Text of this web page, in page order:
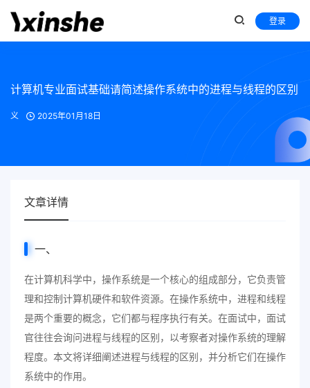
登录
计算机专业面试基础请简述操作系统中的进程与线程的区别
义 2025年01月18日
文章详情
一、
在计算机科学中，操作系统是一个核心的组成部分，它负责管
理和控制计算机硬件和软件资源。在操作系统中，进程和线程
是两个重要的概念，它们都与程序执行有关。在面试中，面试
官往往会询问进程与线程的区别，以考察者对操作系统的理解
程度。本文将详细阐述进程与线程的区别，并分析它们在操作
系统中的作用。